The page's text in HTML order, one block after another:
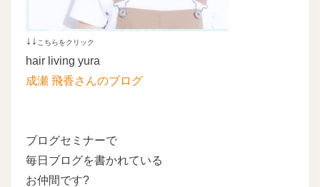
↓↓ こちらをクリック
hair living yura
成瀬 飛香さんのブログ
ブログセミナーで
毎日ブログを書かれている
お仲間です?